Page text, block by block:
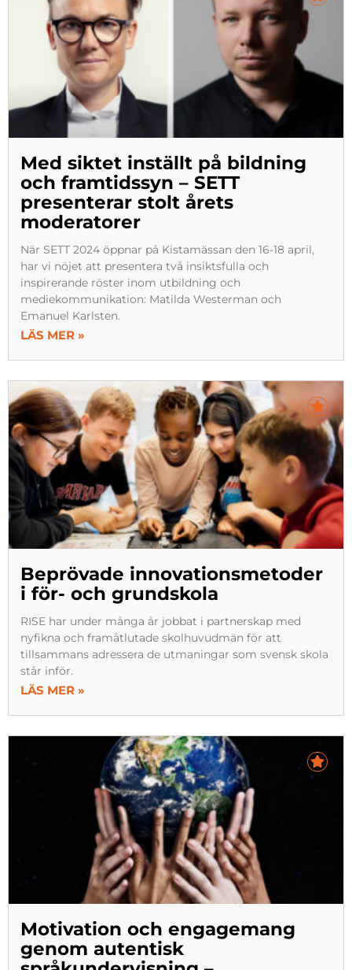
Med siktet inställt på bildning
och framtidssyn – SETT
presenterar stolt årets
moderatorer
När SETT 2024 öppnar på Kistamässan den 16-18 april,
har vi nöjet att presentera två insiktsfulla och
inspirerande röster inom utbildning och
mediekommunikation: Matilda Westerman och
Emanuel Karlsten.
LÄS MER »
Beprövade innovationsmetoder
i för- och grundskola
RISE har under många år jobbat i partnerskap med
nyfikna och framåtlutade skolhuvudmän för att
tillsammans adressera de utmaningar som svensk skola
står inför.
LÄS MER »
Motivation och engagemang
genom autentisk